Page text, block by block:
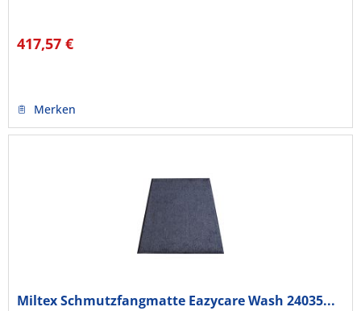
417,57 €
Merken
Miltex Schmutzfangmatte Eazycare Wash 24035...